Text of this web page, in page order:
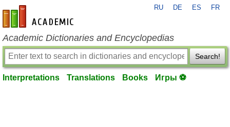
en-academic.com
RU DE ES FR
Academic Dictionaries and Encyclopedias
Search!
Interpretations Translations Books Игры ⚽